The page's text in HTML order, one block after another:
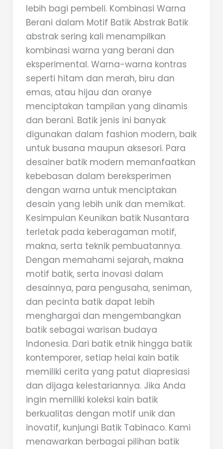
lebih bagi pembeli. Kombinasi Warna
Berani dalam Motif Batik Abstrak Batik
abstrak sering kali menampilkan
kombinasi warna yang berani dan
eksperimental. Warna-warna kontras
seperti hitam dan merah, biru dan
emas, atau hijau dan oranye
menciptakan tampilan yang dinamis
dan berani. Batik jenis ini banyak
digunakan dalam fashion modern, baik
untuk busana maupun aksesori. Para
desainer batik modern memanfaatkan
kebebasan dalam bereksperimen
dengan warna untuk menciptakan
desain yang lebih unik dan memikat.
Kesimpulan Keunikan batik Nusantara
terletak pada keberagaman motif,
makna, serta teknik pembuatannya.
Dengan memahami sejarah, makna
motif batik, serta inovasi dalam
desainnya, para pengusaha, seniman,
dan pecinta batik dapat lebih
menghargai dan mengembangkan
batik sebagai warisan budaya
Indonesia. Dari batik etnik hingga batik
kontemporer, setiap helai kain batik
memiliki cerita yang patut diapresiasi
dan dijaga kelestariannya. Jika Anda
ingin memiliki koleksi kain batik
berkualitas dengan motif unik dan
inovatif, kunjungi Batik Tabinaco. Kami
menawarkan berbagai pilihan batik